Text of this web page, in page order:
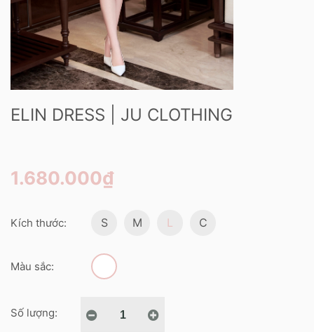
ELIN DRESS | JU CLOTHING
1.680.000₫
Kích thước: S M L C
Màu sắc:
Số lượng: